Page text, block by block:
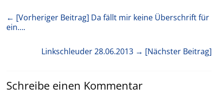
← [Vorheriger Beitrag] Da fällt mir keine Überschrift für
ein….
Linkschleuder 28.06.2013 → [Nächster Beitrag]
Schreibe einen Kommentar